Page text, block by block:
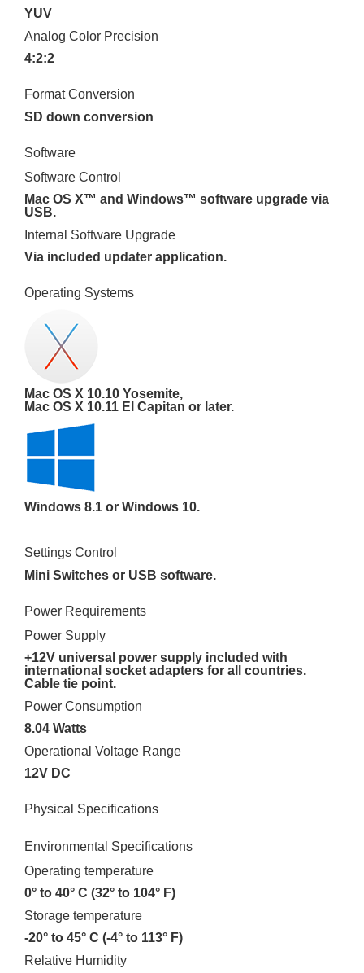
YUV
Analog Color Precision
4:2:2
Format Conversion
SD down conversion
Software
Software Control
Mac OS X™ and Windows™ software upgrade via
USB.
Internal Software Upgrade
Via included updater application.
Operating Systems
Mac OS X 10.10 Yosemite,
Mac OS X 10.11 El Capitan or later.
Windows 8.1 or Windows 10.
Settings Control
Mini Switches or USB software.
Power Requirements
Power Supply
+12V universal power supply included with
international socket adapters for all countries.
Cable tie point.
Power Consumption
8.04 Watts
Operational Voltage Range
12V DC
Physical Specifications
Environmental Specifications
Operating temperature
0° to 40° C (32° to 104° F)
Storage temperature
-20° to 45° C (-4° to 113° F)
Relative Humidity